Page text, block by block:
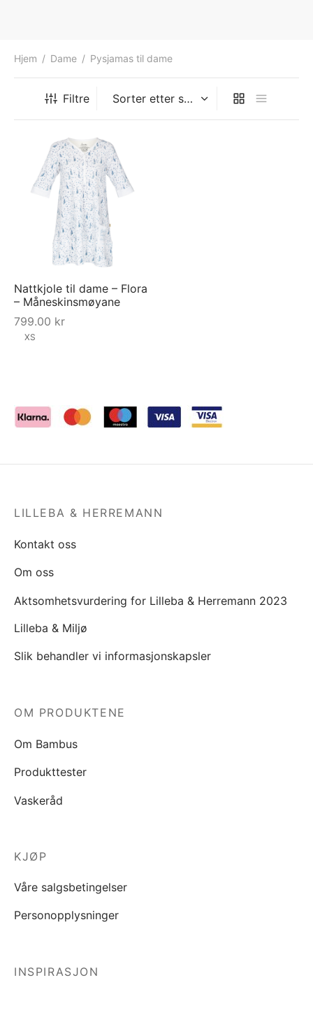
Hjem / Dame / Pysjamas til dame
Filtre
Nattkjole til dame – Flora
– Måneskinsmøyane
799.00 kr
XS
LILLEBA & HERREMANN
Kontakt oss
Om oss
Aktsomhetsvurdering for Lilleba & Herremann 2023
Lilleba & Miljø
Slik behandler vi informasjonskapsler
OM PRODUKTENE
Om Bambus
Produkttester
Vaskeråd
KJØP
Våre salgsbetingelser
Personopplysninger
INSPIRASJON